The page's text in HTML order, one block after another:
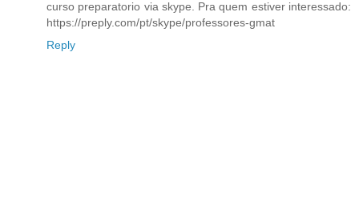
curso preparatorio via skype. Pra quem estiver interessado:
https://preply.com/pt/skype/professores-gmat
Reply